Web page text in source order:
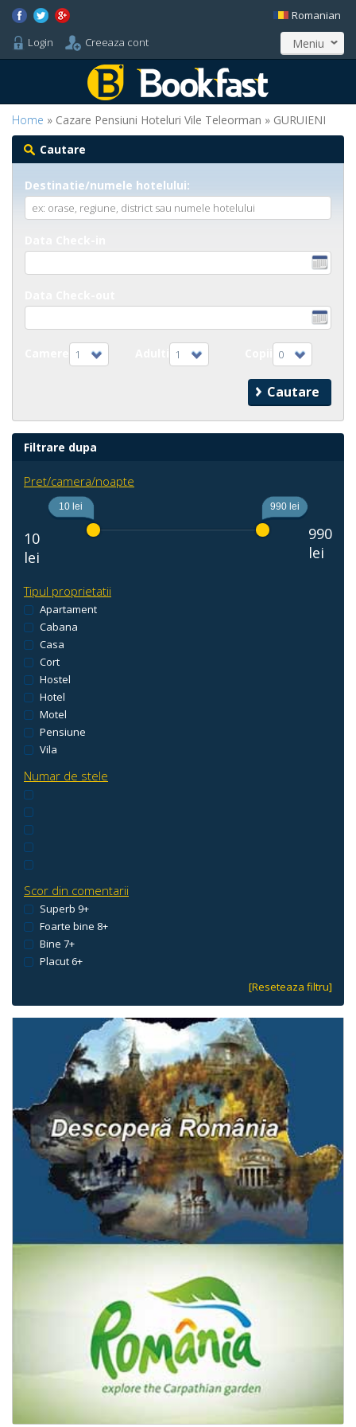
Login Creeaza cont
Romanian
Meniu
Home » Cazare Pensiuni Hoteluri Vile Teleorman » GURUIENI
Cautare
Destinatie/numele hotelului:
1 1 0
Filtrare dupa
Pret/camera/noapte
10
lei
10 lei 990 lei
990
lei
Tipul proprietatii
Apartament
Cabana
Casa
Cort
Hostel
Hotel
Motel
Pensiune
Vila
Numar de stele
Scor din comentarii
Superb 9+
Foarte bine 8+
Bine 7+
Placut 6+
[Reseteaza filtru]